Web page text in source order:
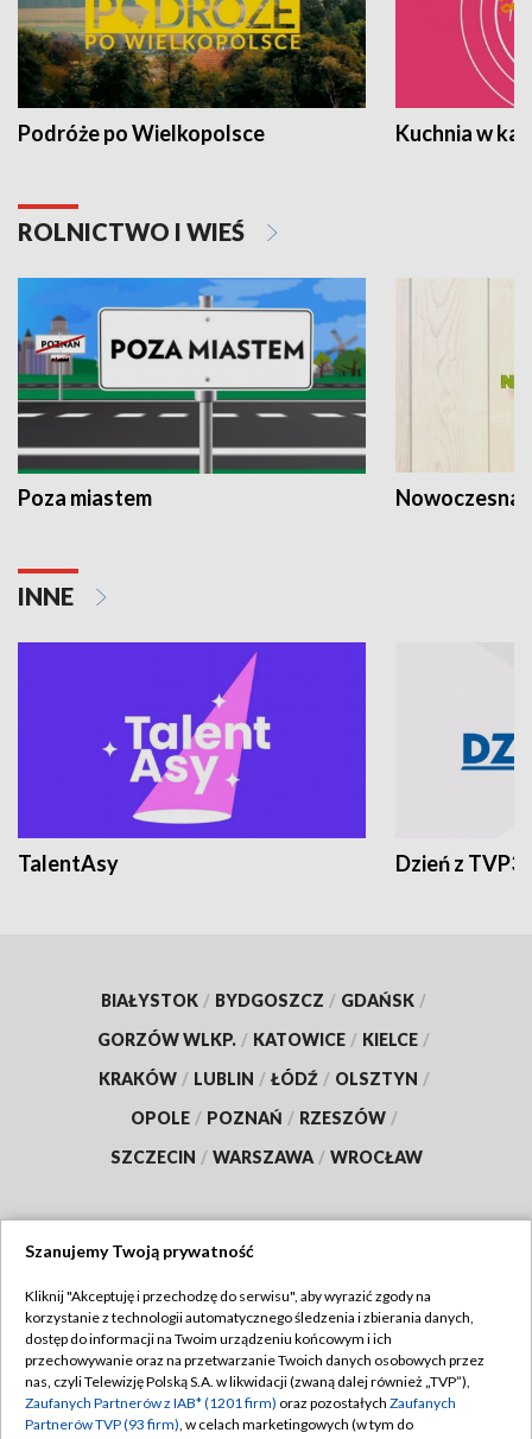
Podróże po Wielkopolsce Kuchnia w
ROLNICTWO I WIEŚ
Poza miastem Nowoczesna
INNE
TalentAsy Dzień z TVP3
BIAŁYSTOK / BYDGOSZCZ / GDAŃSK /
GORZÓW WLKP. / KATOWICE / KIELCE /
KRAKÓW / LUBLIN / ŁÓDŹ / OLSZTYN /
OPOLE / POZNAŃ / RZESZÓW /
SZCZECIN / WARSZAWA / WROCŁAW
TVP
Abonament TVP
Emisja w TVP
Regulamin TVP
Polityka prywatności
Szanujemy Twoją prywatność
Kliknij "Akceptuję i przechodzę do serwisu", aby wyrazić zgody na
korzystanie z technologii automatycznego śledzenia i zbierania danych,
dostęp do informacji na Twoim urządzeniu końcowym i ich
przechowywanie oraz na przetwarzanie Twoich danych osobowych przez
nas, czyli Telewizję Polską S.A. w likwidacji (zwaną dalej również „TVP”),
Zaufanych Partnerów z IAB* (1201 firm) oraz pozostałych Zaufanych
Partnerów TVP (93 firm), w celach marketingowych (w tym do